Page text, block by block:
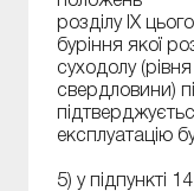
розділу ІХ
буріння якої
суходолу
свердловини)
експлуатацію
5) у підпункті